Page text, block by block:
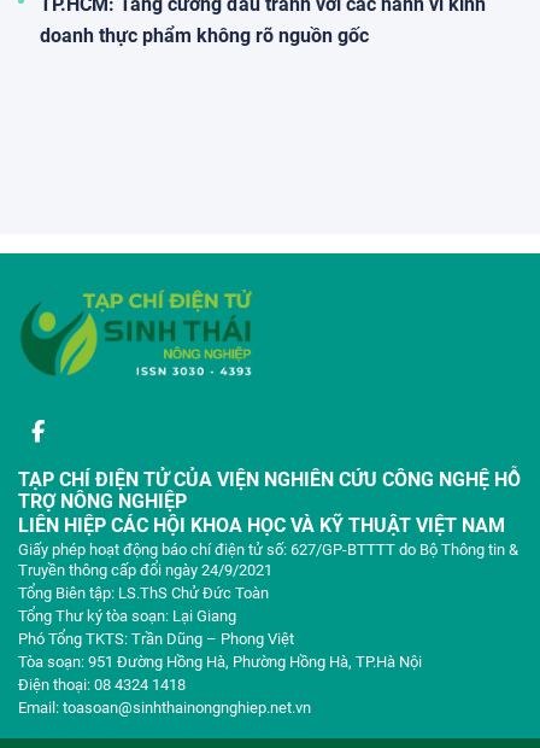
doanh thực phẩm không rõ nguồn gốc
TẠP CHÍ ĐIỆN TỬ CỦA VIỆN NGHIÊN CỨU CÔNG NGHỆ HỖ
TRỢ NÔNG NGHIỆP
LIÊN HIỆP CÁC HỘI KHOA HỌC VÀ KỸ THUẬT VIỆT NAM
Giấy phép hoạt động báo chí điện tử số: 627/GP-BTTTT do Bộ Thông tin &
Truyền thông cấp đổi ngày 24/9/2021
Tổng Biên tập: LS.ThS Chử Đức Toàn
Tổng Thư ký tòa soạn: Lại Giang
Phó Tổng TKTS: Trần Dũng – Phong Việt
Tòa soạn: 951 Đường Hồng Hà, Phường Hồng Hà, TP.Hà Nội
Điện thoại: 08 4324 1418
Email: toasoan@sinhthainongnghiep.net.vn